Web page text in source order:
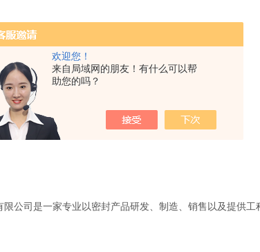
欢迎您！
来自局域网的朋友！有什么可以帮
助您的吗？
公司是一家专业以密封产品研发、制造、销售以及提供工